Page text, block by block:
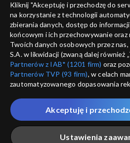
informacje o dostawcy usług
Kliknij "Akceptuję i przechodzę do
na korzystanie z technologii
zbierania danych, dostęp do
końcowym i ich przechowywanie oraz
Twoich danych osobowych przez
S.A. w likwidacji (zwaną dalej również
Partnerów z IAB* (1201 firm) oraz
Partnerów TVP (93 firm), w celach
zautomatyzowanego dopasowania
które wskazujemy poniżej, a także
przez nas identyfikatora PPID do
Twoje dane osobowe zbierane
Ciebie naszych
poszczególnych
Ustawienia
Akceptuję i